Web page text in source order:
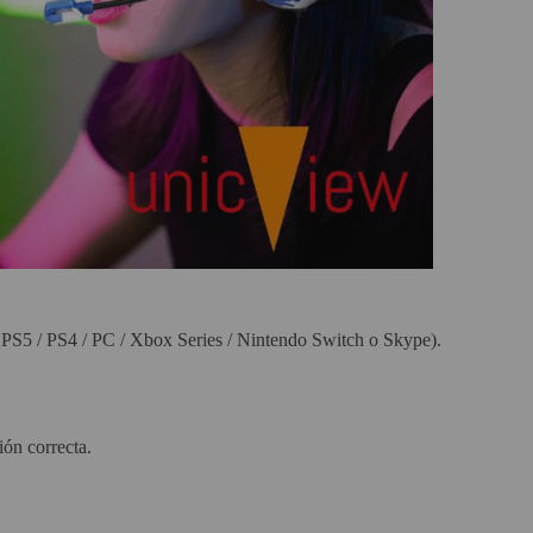
/ PS4 / PC / Xbox Series / Nintendo Switch o Skype).
correcta.